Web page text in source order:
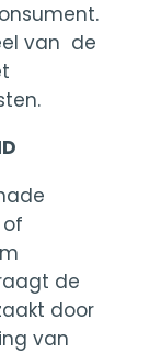
van de
de
door
van